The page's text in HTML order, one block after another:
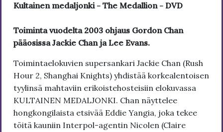
Kultainen medaljonki - The Medallion - DVD
Toiminta vuodelta 2003 ohjaus Gordon Chan
pääosissa Jackie Chan ja Lee Evans.
Toimintaelokuvien supersankari Jackie Chan (Rush
Hour 2, Shanghai Knights) yhdistää korkealentoisen
tyylinsä mahtaviin erikoistehosteisiin elokuvassa
KULTAINEN MEDALJONKI. Chan näyttelee
hongkongilaista etsivää Eddie Yangia, joka tekee
töitä kauniin Interpol-agentin Nicolen (Claire